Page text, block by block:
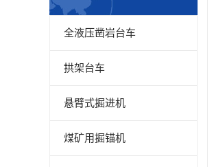
全液压凿岩台车
拱架台车
悬臂式掘进机
煤矿用掘锚机